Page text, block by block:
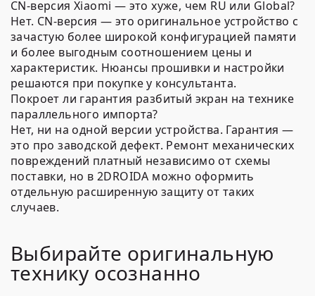
CN-версия Xiaomi — это хуже, чем RU или Global?
Нет. CN-версия — это оригинальное устройство с
зачастую более широкой конфигурацией памяти
и более выгодным соотношением цены и
характеристик. Нюансы прошивки и настройки
решаются при покупке у консультанта.
Покроет ли гарантия разбитый экран на технике
параллельного импорта?
Нет, ни на одной версии устройства. Гарантия —
это про заводской дефект. Ремонт механических
повреждений платный независимо от схемы
поставки, но в 2DROIDA можно оформить
отдельную расширенную защиту от таких
случаев.
Выбирайте оригинальную
технику осознанно